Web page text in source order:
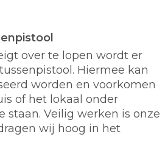
over te lopen wordt er
Hiermee kan
worden en voorkomen
of het lokaal onder
staan. Veilig werken is onze
wij hoog in het